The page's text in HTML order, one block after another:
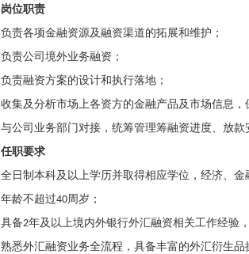
岗位职责
负责各项金融资源及融资渠道的拓展和维护；
负责公司境外业务融资；
负责融资方案的设计和执行落地；
收集及分析市场上各资方的金融产品及市场信息，
与公司业务部门对接，统筹管理筹融资进度、放款
任职要求
全日制本科及以上学历并取得相应学位，经济、金
年龄不超过40周岁；
具备2年及以上境内外银行外汇融资相关工作经验
熟悉外汇融资业务全流程，具备丰富的外汇衍生